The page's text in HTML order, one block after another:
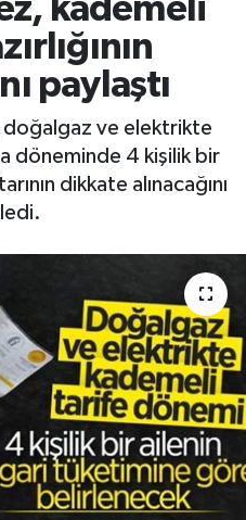
kademeli
paylaştı
doğalgaz ve elektrikte
döneminde 4 kişilik bir
dikkate alınacağını
ve Fikstür